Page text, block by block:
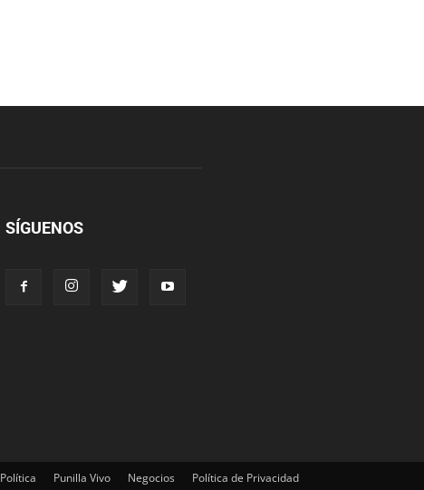
SÍGUENOS
Política Punilla Vivo Negocios Política de Privacidad